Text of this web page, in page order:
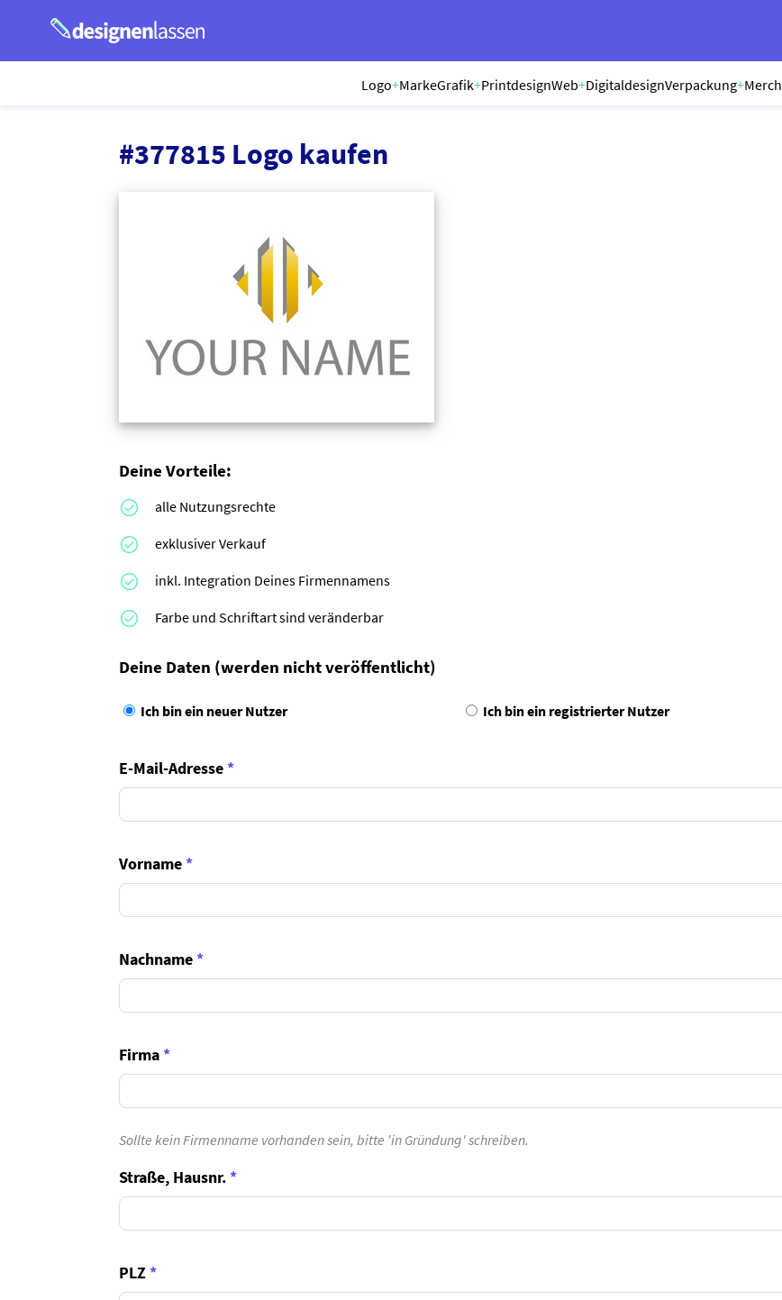
Logo+MarkeGrafik+PrintdesignWeb+DigitaldesignVerpackung+Merch
#377815 Logo kaufen
Deine Vorteile:
alle Nutzungsrechte
exklusiver Verkauf
inkl. Integration Deines Firmennamens
Farbe und Schriftart sind veränderbar
Deine Daten (werden nicht veröffentlicht)
Ich bin ein neuer Nutzer Ich bin ein registrierter Nutzer
E-Mail-Adresse*
Vorname*
Nachname*
Firma*
Sollte kein Firmenname vorhanden sein, bitte 'in Gründung' schreiben.
Straße, Hausnr.*
PLZ*